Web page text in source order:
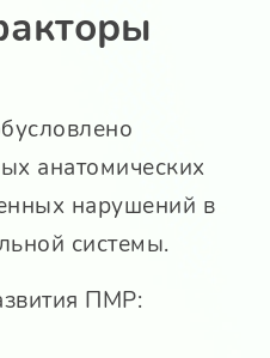
анатомических
нарушений в
системы.
ПМР: